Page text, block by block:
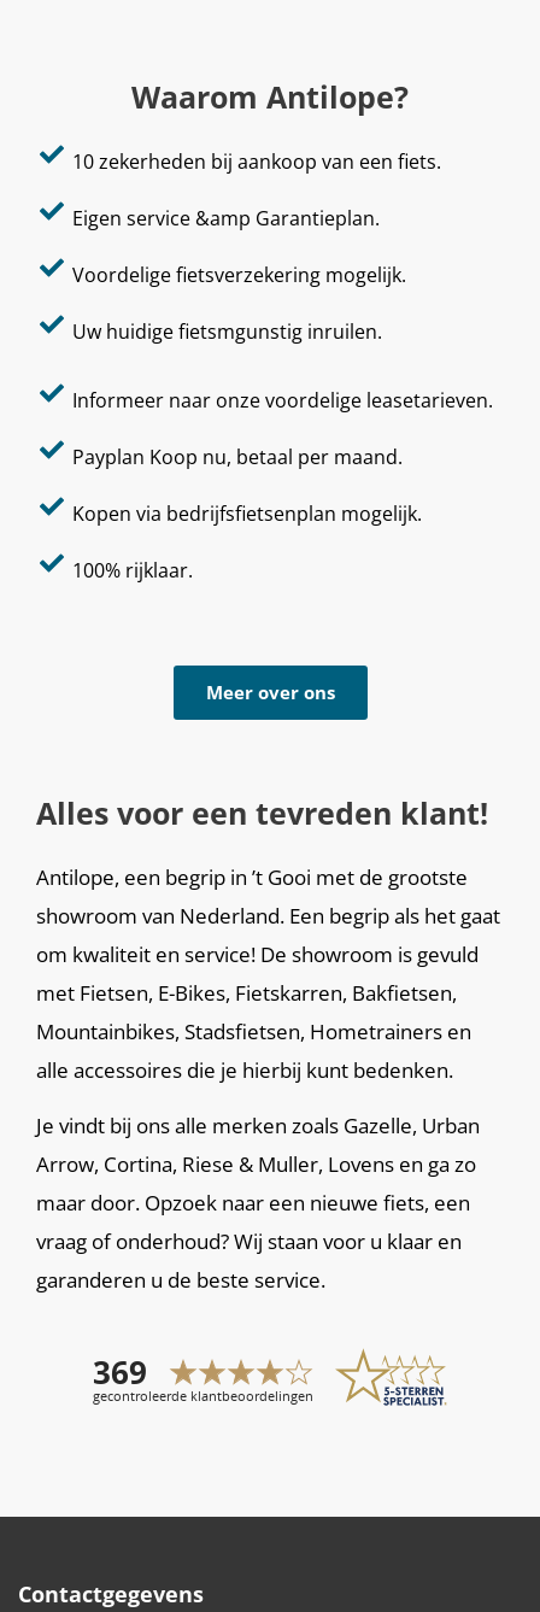
Waarom Antilope?
10 zekerheden bij aankoop van een fiets.
Eigen service &amp Garantieplan.
Voordelige fietsverzekering mogelijk.
Uw huidige fietsmgunstig inruilen.
Informeer naar onze voordelige leasetarieven.
Payplan Koop nu, betaal per maand.
Kopen via bedrijfsfietsenplan mogelijk.
100% rijklaar.
Meer over ons
Alles voor een tevreden klant!
Antilope, een begrip in ’t Gooi met de grootste
showroom van Nederland. Een begrip als het gaat
om kwaliteit en service! De showroom is gevuld
met Fietsen, E-Bikes, Fietskarren, Bakfietsen,
Mountainbikes, Stadsfietsen, Hometrainers en
alle accessoires die je hierbij kunt bedenken.
Je vindt bij ons alle merken zoals Gazelle, Urban
Arrow, Cortina, Riese & Muller, Lovens en ga zo
maar door. Opzoek naar een nieuwe fiets, een
vraag of onderhoud? Wij staan voor u klaar en
garanderen u de beste service.
Contactgegevens